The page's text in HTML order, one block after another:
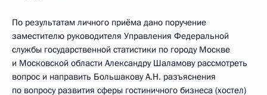
По результатам личного приёма дано поручение
заместителю руководителя Управления Федеральной
службы государственной статистики по городу Москве
и Московской области Александру Шаламову рассмотреть
вопрос и направить Большакову А.Н. разъяснения
по вопросу развития сферы гостиничного бизнеса (хостел)